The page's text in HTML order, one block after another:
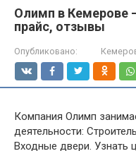
Олимп в Кемерове
прайс, отзывы
Опубликовано:
Компания Олимп
деятельности:
Входные двери. Узнать